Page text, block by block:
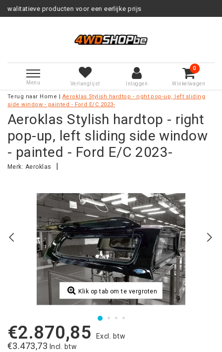
voor een eerlijke prijs
Menu Verlanglijst Inloggen
0
Winkelwagen
Terug naar Home
Aeroklas Stylish hardtop - right pop-up, left sliding
side window - painted - Ford E/C 2023-
Aeroklas Stylish hardtop - right
pop-up, left sliding side window
- painted - Ford E/C 2023-
Merk: Aeroklas
Klik op tab om te vergroten
€2.870,85 Excl. btw
€3.473,73 Incl. btw